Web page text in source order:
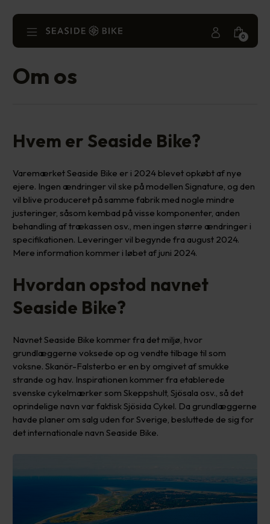
contentMobile
Menu
Go
To
Toggle
0
Om os
Hvem er Seaside Bike?
Varemærket Seaside Bike er i 2024 blevet opkøbt af nye
ejere. Ingen ændringer vil ske på modellen Signature, og den
vil blive produceret på samme fabrik med nogle mindre
justeringer, såsom kembad på visse komponenter, anden
behandling af trækassen osv., men ingen større ændringer i
specifikationen. Leveringer vil begynde fra august 2024.
Mere information kommer i løbet af juni 2024.
Hvordan opstod navnet
Seaside Bike?
Navnet Seaside Bike kommer fra det miljø, hvor
grundlæggerne voksede op og vendte tilbage til som
voksne. Skanör-Falsterbo er en by omgivet af smukke
strande og hav. Inspirationen kommer fra etablerede
svenske cykelmærker som Skeppshult, Sjösala osv., så det
oprindelige navn var faktisk Sjösida Cykel. Da grundlæggerne
havde planer om salg uden for Sverige, besluttede de sig for
det internationale navn Seaside Bike.